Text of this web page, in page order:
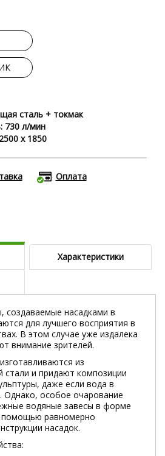
сталь + токмак
730 л/мин
x 1850
Оплата
Характеристики
создаваемые насадками в
для лучшего восприятия в
В этом случае уже издалека
внимание зрителей.
из
стали и придают композиции
даже если вода в
Однако, особое очарование
водяные завесы в форме
равномерно
насадок.